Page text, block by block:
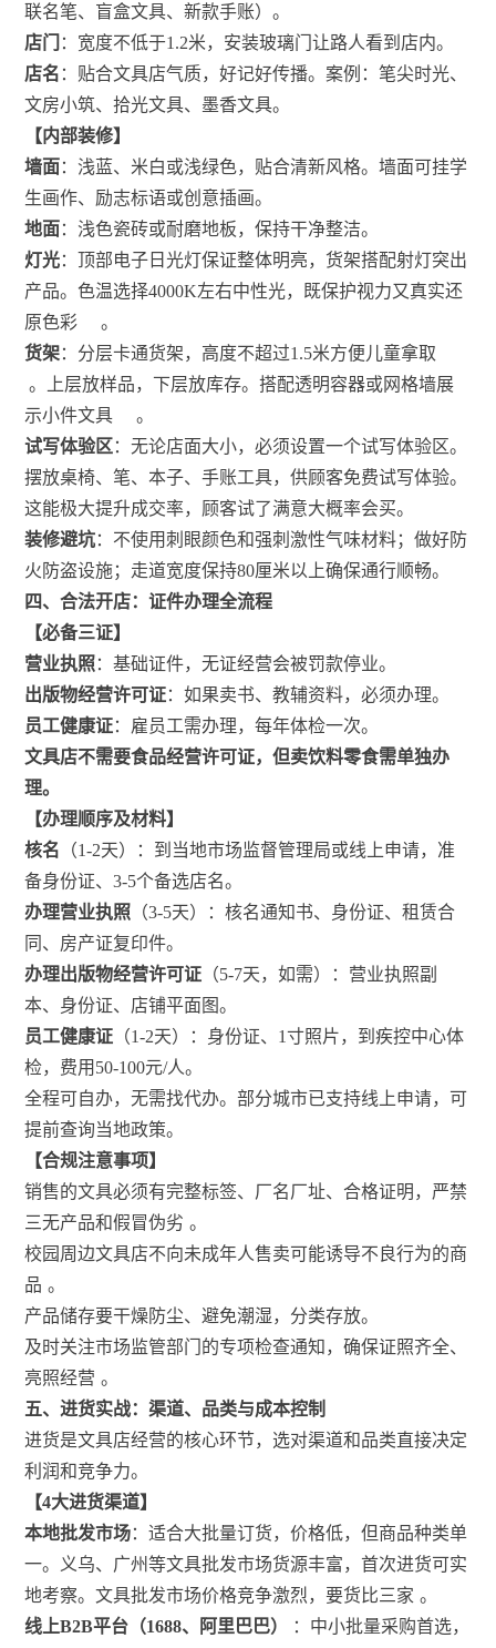
联名笔、盲盒文具、新款手账）。
店门
：宽度不低于1.2米，安装玻璃门让路人看到店内。
店名 ：贴合文具店气质，好记好传播。案例：笔尖时光、
文房小筑、拾光文具、墨香文具。
【内部装修】
墙面 ：浅蓝、米白或浅绿色，贴合清新风格。墙面可挂学
生画作、励志标语或创意插画。
地面 ：浅色瓷砖或耐磨地板，保持干净整洁。
灯光：顶部电子日光灯保证整体明亮，货架搭配射灯突出
产品。色温选择4000K左右中性光，既保护视力又真实还
原色彩
。
货架：分层卡通货架，高度不超过1.5米方便儿童拿取
。上层放样品，下层放库存。搭配透明容器或网格墙展
示小件文具
。
试写体验区 ：无论店面大小，必须设置一个试写体验区。
摆放桌椅、笔、本子、手账工具，供顾客免费试写体验。
这能极大提升成交率，顾客试了满意大概率会买。
装修避坑：不使用刺眼颜色和强刺激性气味材料；做好防
火防盗设施；走道宽度保持80厘米以上确保通行顺畅。
四、合法开店：证件办理全流程
【必备三证】
营业执照：基础证件，无证经营会被罚款停业。
出版物经营许可证：如果卖书、教辅资料，必须办理。
员工健康证：雇员工需办理，每年体检一次。
文具店不需要食品经营许可证，但卖饮料零食需单独办
理。
【办理顺序及材料】
核名 （1-2天）：到当地市场监督管理局或线上申请，准
备身份证、3-5个备选店名。
办理营业执照 （3-5天）：核名通知书、身份证、租赁合
同、房产证复印件。
办理出版物经营许可证 （5-7天，如需）：营业执照副
本、身份证、店铺平面图。
员工健康证 （1-2天）：身份证、1寸照片，到疾控中心体
检，费用50-100元/人。
全程可自办，无需找代办。部分城市已支持线上申请，可
提前查询当地政策。
【合规注意事项】
销售的文具必须有完整标签、厂名厂址、合格证明，严禁
三无产品和假冒伪劣 。
校园周边文具店不向未成年人售卖可能诱导不良行为的商
品 。
产品储存要干燥防尘、避免潮湿，分类存放。
及时关注市场监管部门的专项检查通知，确保证照齐全、
亮照经营 。
五、进货实战：渠道、品类与成本控制
进货是文具店经营的核心环节，选对渠道和品类直接决定
利润和竞争力。
【4大进货渠道】
本地批发市场：适合大批量订货，价格低，但商品种类单
一。义乌、广州等文具批发市场货源丰富，首次进货可实
地考察。文具批发市场价格竞争激烈，要货比三家 。
线上B2B平台（1688、阿里巴巴）
：中小批量采购首选，